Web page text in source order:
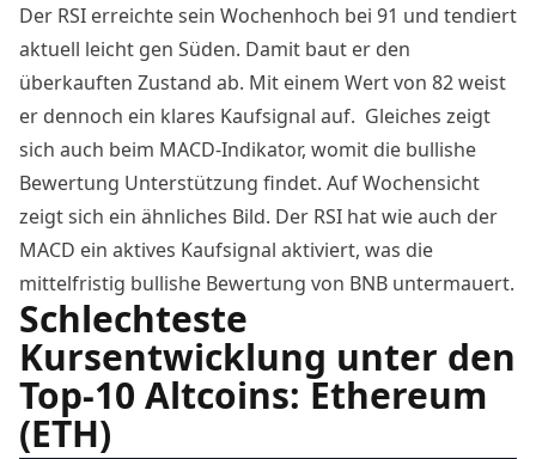
Der RSI erreichte sein Wochenhoch bei 91 und tendiert
aktuell leicht gen Süden. Damit baut er den
überkauften Zustand ab. Mit einem Wert von 82 weist
er dennoch ein klares Kaufsignal auf. Gleiches zeigt
sich auch beim MACD-Indikator, womit die bullishe
Bewertung Unterstützung findet. Auf Wochensicht
zeigt sich ein ähnliches Bild. Der RSI hat wie auch der
MACD ein aktives Kaufsignal aktiviert, was die
mittelfristig bullishe Bewertung von BNB untermauert.
Schlechteste
Kursentwicklung unter den
Top-10 Altcoins: Ethereum
(ETH)